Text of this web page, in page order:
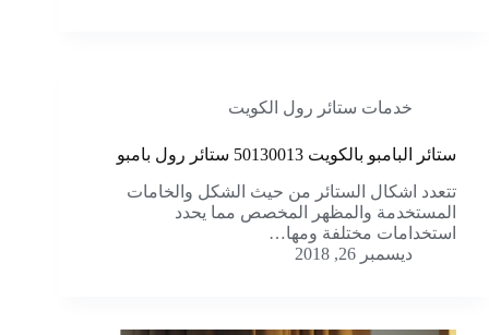
خدمات ستائر رول الكويت
ستائر البامبو بالكويت 50130013 ستائر رول بامبو
تتعدد اشكال الستائر من حيث الشكل والخامات
المستخدمة والمظهر المخصص مما يحدد
استخدامات مختلفة ومها…
ديسمبر 26, 2018